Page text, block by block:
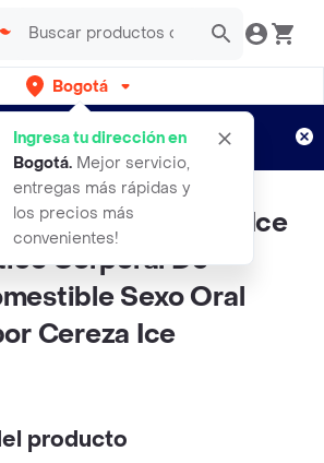
Bogotá
Ingresa tu dirección en
Bogotá. Mejor servicio,
entregas más rápidas y
los precios más
convenientes!
gratis por semanas
Aplican TyC
Caliente Volcano Ice
Corporal De
Sexo Oral
Cereza Ice
producto